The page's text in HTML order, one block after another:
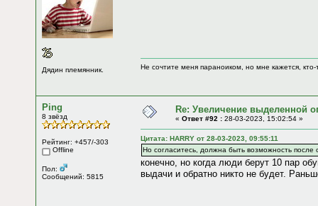
Дядин племянник. Не сочтите меня параноиком, но мне кажется,
Ping
8 звёзд
Рейтинг: +457/-303
Offline
Пол:
Сообщений: 5815
Re: Увеличение выделенной
« Ответ #92 : 28-03-2023, 15:02:54 »
Цитата: HARRY от 28-03-2023, 09:55:11
Но согласитесь, должна быть возможность после
конечно, но когда люди берут 10 пар
выдачи и обратно никто не будет.